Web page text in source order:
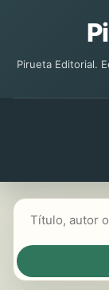
Pirueta Editorial.